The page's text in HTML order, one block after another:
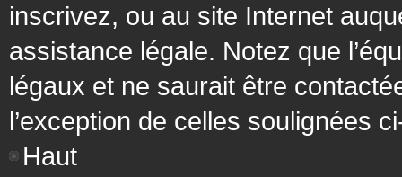
inscrivez, ou au site Internet
assistance légale. Notez que
légaux et ne saurait être
l’exception de celles soulignées
Haut